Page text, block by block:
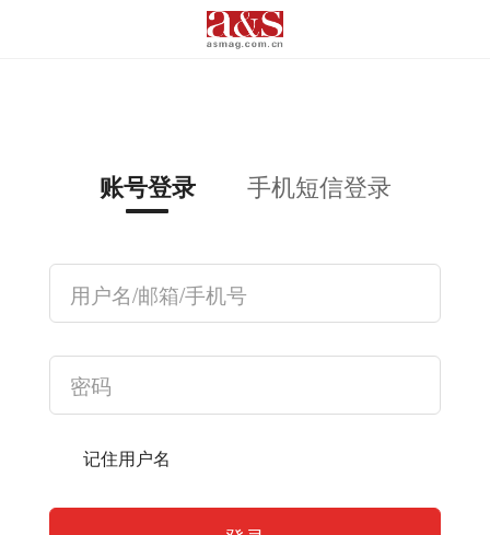
账号登录 手机短信登录
记住用户名